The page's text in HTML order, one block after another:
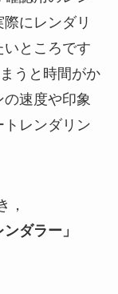
にレンダリ
いところです
うと時間がか
速度や印象
トレンダリン
，
ダラー」